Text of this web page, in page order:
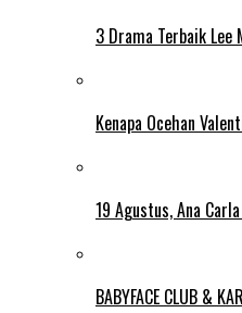
3 Drama Terbaik Lee
Kenapa Ocehan
19 Agustus, Ana
BABYFACE CLUB &